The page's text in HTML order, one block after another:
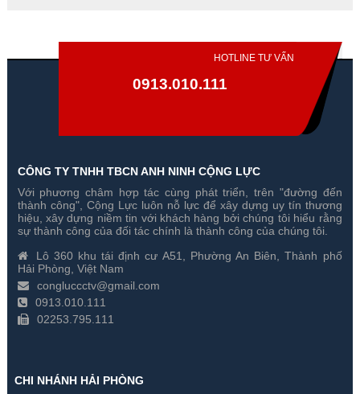
Đổi 3 Camera Hikvision 2
Megapixel Cũ Lấy Mới
Gía hãng : 4,650,000₫
4,565,000₫
Đổi 4 Camera Hikvision 2
Megapixel Cũ Lấy Mới
Gía hãng : 5,550,000₫
5,464,000₫
HOTLINE TƯ VẤN
0913.010.111
CÔNG TY TNHH TBCN ANH NINH CỘNG LỰC
Với phương châm hợp tác cùng phát triển, trên "đường đến
thành công", Cộng Lực luôn nỗ lực để xây dựng uy tín thương
hiệu, xây dựng niềm tin với khách hàng bởi chúng tôi hiểu rằng
sự thành công của đối tác chính là thành công của chúng tôi.
Lô 360 khu tái định cư A51, Phường An Biên, Thành phố
Hải Phòng, Việt Nam
congluccctv@gmail.com
0913.010.111
02253.795.111
CHI NHÁNH HẢI PHÒNG